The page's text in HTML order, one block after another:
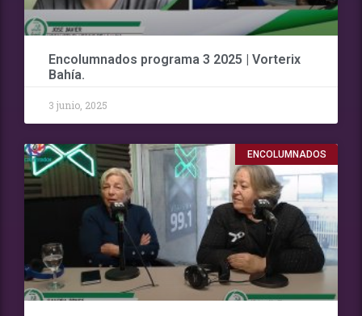
Encolumnados programa 3 2025 | Vorterix
Bahía.
3 junio, 2025
ENCOLUMNADOS